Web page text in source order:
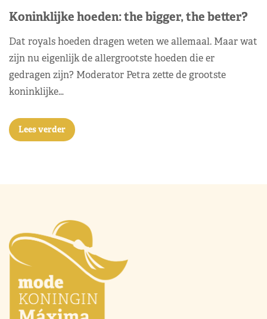
Koninklijke hoeden: the bigger, the better?
Dat royals hoeden dragen weten we allemaal. Maar wat
zijn nu eigenlijk de allergrootste hoeden die er
gedragen zijn? Moderator Petra zette de grootste
koninklijke…
Lees verder